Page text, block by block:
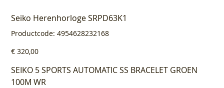
Seiko Herenhorloge SRPD63K1
Productcode:
Productcode
4954628232168
4954628232168
Prijs
€ 320,00
SEIKO 5 SPORTS AUTOMATIC SS BRACELET GROEN
100M WR